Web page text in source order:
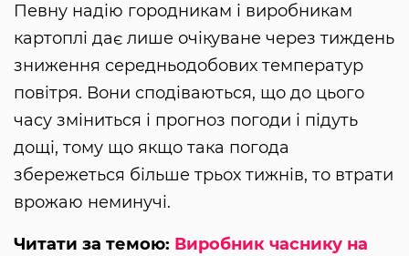
Певну надію городникам і виробникам
картоплі дає лише очікуване через тиждень
зниження середньодобових температур
повітря. Вони сподіваються, що до цього
часу зміниться і прогноз погоди і підуть
дощі, тому що якщо така погода
збережеться більше трьох тижнів, то втрати
врожаю неминучі.
Читати за темою: Виробник часнику на